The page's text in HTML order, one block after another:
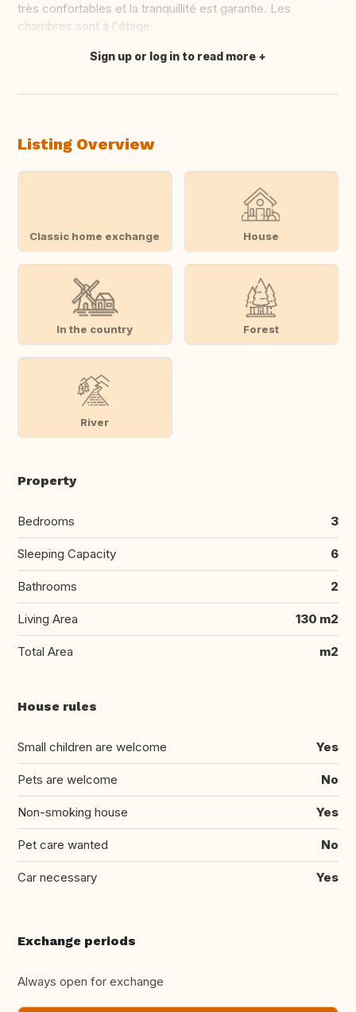
très confortables et la tranquillité est garantie. Les
chambres sont à l'étage.
Translate this
Sign up or log in to read more
Listing Overview
Classic home exchange House
In the country Forest
River
Property
Bedrooms 3
Sleeping Capacity 6
Bathrooms 2
Living Area 130 m2
Total Area m2
House rules
Small children are welcome Yes
Pets are welcome No
Non-smoking house Yes
Pet care wanted No
Car necessary Yes
Exchange periods
Always open for exchange